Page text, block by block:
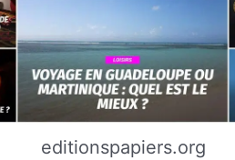
editionspapiers.org